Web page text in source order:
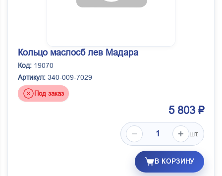
Кольцо маслосб лев Мадара
Код: 19070
Артикул: 340-009-7029
Под заказ
5 803 ₽
шт.
В КОРЗИНУ